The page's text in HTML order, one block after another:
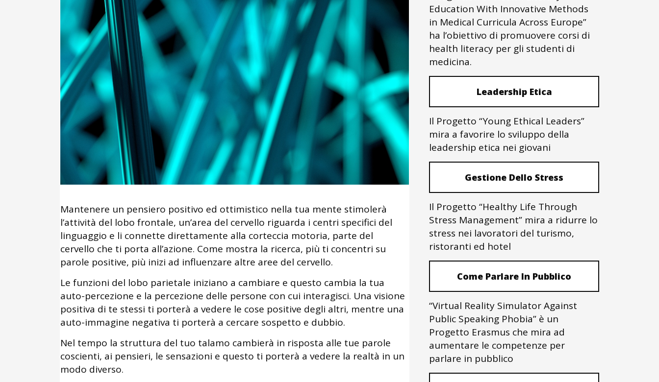
Mantenere un pensiero positivo ed ottimistico nella tua mente stimolerà
l’attività del lobo frontale, un’area del cervello riguarda i centri specifici del
linguaggio e li connette direttamente alla corteccia motoria, parte del
cervello che ti porta all’azione. Come mostra la ricerca, più ti concentri su
parole positive, più inizi ad influenzare altre aree del cervello.
Le funzioni del lobo parietale iniziano a cambiare e questo cambia la tua
auto-percezione e la percezione delle persone con cui interagisci. Una visione
positiva di te stessi ti porterà a vedere le cose positive degli altri, mentre una
auto-immagine negativa ti porterà a cercare sospetto e dubbio.
Nel tempo la struttura del tuo talamo cambierà in risposta alle tue parole
coscienti, ai pensieri, le sensazioni e questo ti porterà a vedere la realtà in un
modo diverso.
Education With Innovative Methods
in Medical Curricula Across Europe”
ha l’obiettivo di promuovere corsi di
health literacy per gli studenti di
medicina.
Leadership Etica
Il Progetto “Young Ethical Leaders”
mira a favorire lo sviluppo della
leadership etica nei giovani
Gestione Dello Stress
Il Progetto “Healthy Life Through
Stress Management” mira a ridurre lo
stress nei lavoratori del turismo,
ristoranti ed hotel
Come Parlare In Pubblico
“Virtual Reality Simulator Against
Public Speaking Phobia” è un
Progetto Erasmus che mira ad
aumentare le competenze per
parlare in pubblico